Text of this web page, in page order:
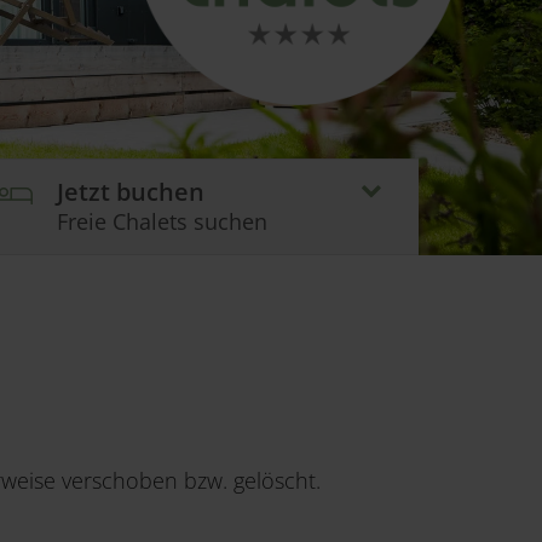
Jetzt buchen
Freie Chalets suchen
verschoben bzw. gelöscht.